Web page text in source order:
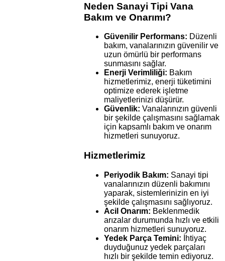
Neden Sanayi Tipi Vana
Bakım ve Onarımı?
Güvenilir Performans: Düzenli
bakım, vanalarınızın güvenilir ve
uzun ömürlü bir performans
sunmasını sağlar.
Enerji Verimliliği: Bakım
hizmetlerimiz, enerji tüketimini
optimize ederek işletme
maliyetlerinizi düşürür.
Güvenlik: Vanalarınızın güvenli
bir şekilde çalışmasını sağlamak
için kapsamlı bakım ve onarım
hizmetleri sunuyoruz.
Hizmetlerimiz
Periyodik Bakım: Sanayi tipi
vanalarınızın düzenli bakımını
yaparak, sistemlerinizin en iyi
şekilde çalışmasını sağlıyoruz.
Acil Onarım: Beklenmedik
arızalar durumunda hızlı ve etkili
onarım hizmetleri sunuyoruz.
Yedek Parça Temini: İhtiyaç
duyduğunuz yedek parçaları
hızlı bir şekilde temin ediyoruz.